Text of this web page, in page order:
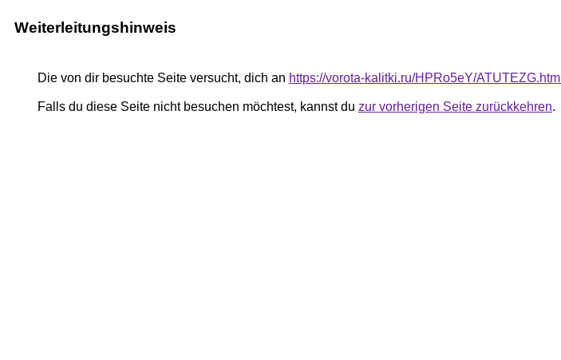
Weiterleitungshinweis
Die von dir besuchte Seite versucht, dich an https://vorota-kalitki.ru/HPRo5eY/ATUTEZG.html
Falls du diese Seite nicht besuchen möchtest, kannst du zur vorherigen Seite zurückkehren.